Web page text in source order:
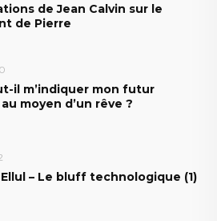
de Jean Calvin sur le
de Pierre
il m’indiquer mon futur
moyen d’un rêve ?
– Le bluff technologique (1)